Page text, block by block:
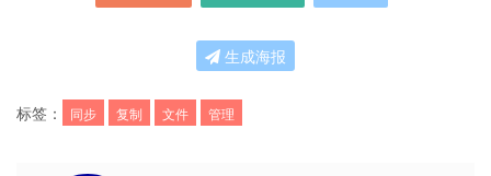
生成海报
标签： 同步 复制 文件 管理